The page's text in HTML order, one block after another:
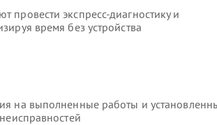
экспресс-диагностику и
время без устройства
на выполненные работы и